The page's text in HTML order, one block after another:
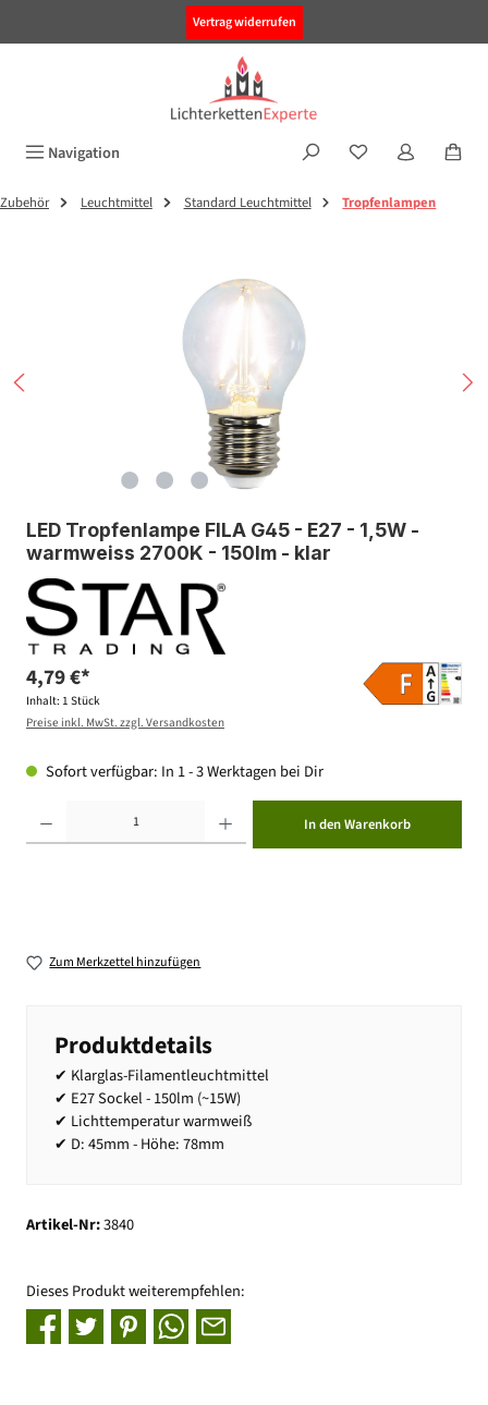
Vertrag widerrufen
Navigation
Zubehör Leuchtmittel Standard Leuchtmittel Tropfenlampen
LED Tropfenlampe FILA G45 - E27 - 1,5W -
warmweiss 2700K - 150lm - klar
4,79 €*
Inhalt: 1 Stück
Preise inkl. MwSt. zzgl. Versandkosten
Sofort verfügbar: In 1 - 3 Werktagen bei Dir
In den Warenkorb
Zum Merkzettel hinzufügen
Produktdetails
✔ Klarglas-Filamentleuchtmittel
✔ E27 Sockel - 150lm (~15W)
✔ Lichttemperatur warmweiß
✔ D: 45mm - Höhe: 78mm
Artikel-Nr:3840
Dieses Produkt weiterempfehlen: